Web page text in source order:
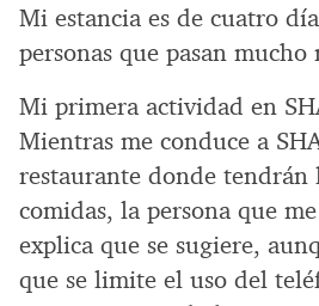
Mi estancia es de cuatro
personas que pasan
Mi primera actividad en
Mientras me conduce a
restaurante donde tendrán
comidas, la persona que
explica que se sugiere,
que se limite el uso del